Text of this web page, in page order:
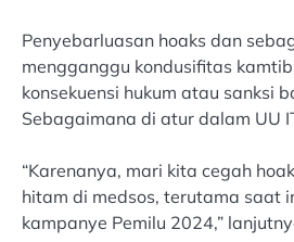
Penyebarluasan hoaks dan
mengganggu kondusifitas
konsekuensi hukum atau sanksi
Sebagaimana di atur dalam UU
“Karenanya, mari kita cegah
hitam di medsos, terutama saat
kampanye Pemilu 2024,”